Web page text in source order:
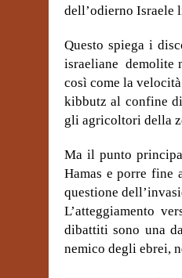
dell’odierno Israele
Questo spiega i
israeliane demolite
così come la
kibbutz al confine
gli agricoltori della
Ma il punto
Hamas e porre fine
questione
L’atteggiamento
dibattiti sono una
nemico degli ebrei,